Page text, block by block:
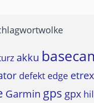
akku
defekt edge etrex
Garmin gps gpx